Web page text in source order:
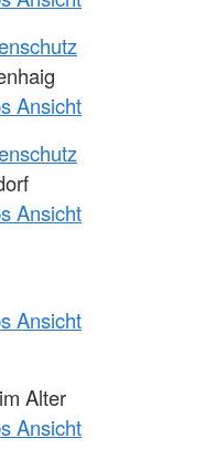
Ansicht
Ansicht
Ansicht
Alter
Ansicht